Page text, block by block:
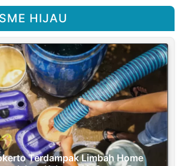
HIJAU
Terdampak Limbah Home